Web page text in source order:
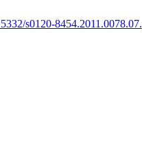
s0120-8454.2011.0078.07.